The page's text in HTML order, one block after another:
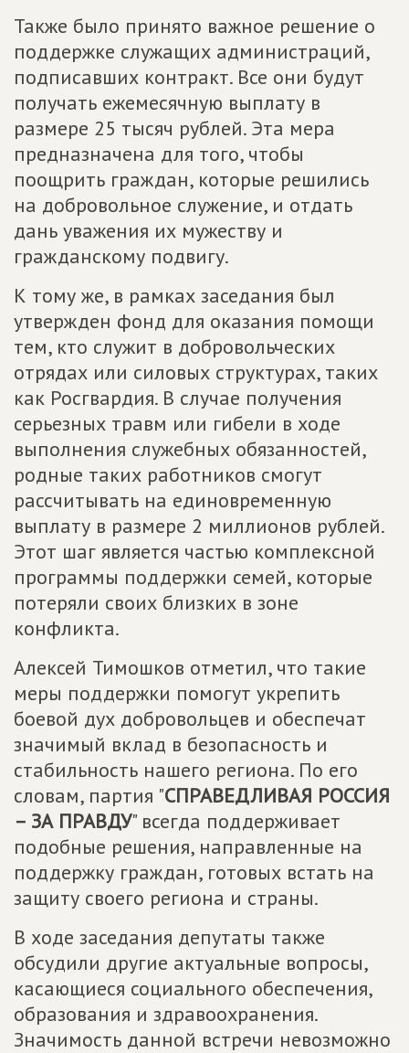
Также было принято важное решение о
поддержке служащих администраций,
подписавших контракт. Все они будут
получать ежемесячную выплату в
размере 25 тысяч рублей. Эта мера
предназначена для того, чтобы
поощрить граждан, которые решились
на добровольное служение, и отдать
дань уважения их мужеству и
гражданскому подвигу.
К тому же, в рамках заседания был
утвержден фонд для оказания помощи
тем, кто служит в добровольческих
отрядах или силовых структурах, таких
как Росгвардия. В случае получения
серьезных травм или гибели в ходе
выполнения служебных обязанностей,
родные таких работников смогут
рассчитывать на единовременную
выплату в размере 2 миллионов рублей.
Этот шаг является частью комплексной
программы поддержки семей, которые
потеряли своих близких в зоне
конфликта.
Алексей Тимошков отметил, что такие
меры поддержки помогут укрепить
боевой дух добровольцев и обеспечат
значимый вклад в безопасность и
стабильность нашего региона. По его
словам, партия "СПРАВЕДЛИВАЯ РОССИЯ
– ЗА ПРАВДУ" всегда поддерживает
подобные решения, направленные на
поддержку граждан, готовых встать на
защиту своего региона и страны.
В ходе заседания депутаты также
обсудили другие актуальные вопросы,
касающиеся социального обеспечения,
образования и здравоохранения.
Значимость данной встречи невозможно